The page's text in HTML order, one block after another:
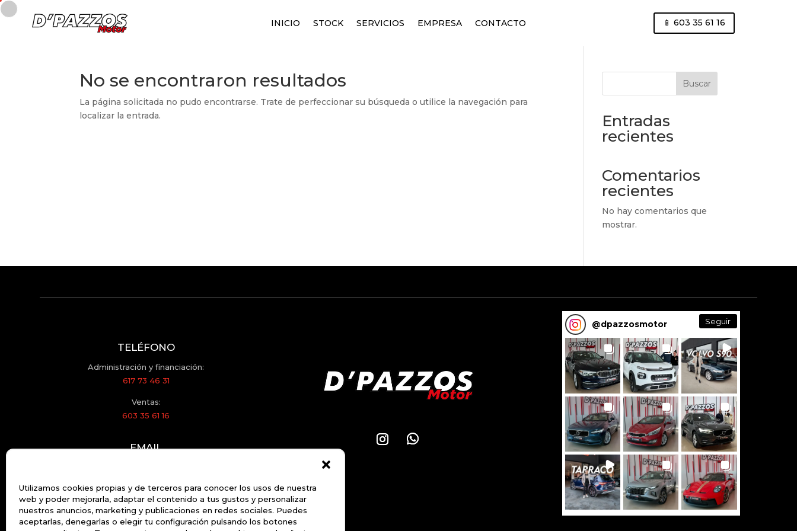
Utilizamos cookies propias y de terceros para conocer los usos de nuestra
web y poder mejorarla, adaptar el contenido a tus gustos y personalizar
nuestros anuncios, marketing y publicaciones en redes sociales. Puedes
aceptarlas, denegarlas o elegir tu configuración pulsando los botones
INICIO STOCK SERVICIOS EMPRESA CONTACTO 📱 603 35 61 16
No se encontraron resultados
La página solicitada no pudo encontrarse. Trate de perfeccionar su búsqueda o utilice la navegación para
localizar la entrada.
Buscar
Entradas
recientes
Comentarios
recientes
No hay comentarios que
mostrar.
TELÉFONO
Administración y financiación:
617 73 46 31
Ventas:
603 35 61 16
EMAIL
@dpazzosmotor Seguir